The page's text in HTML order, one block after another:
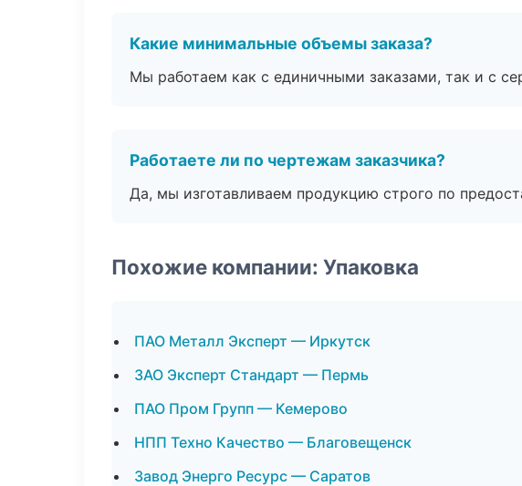
Какие минимальные объемы заказа?
Мы работаем как с единичными заказами, так и с
Работаете ли по чертежам заказчика?
Да, мы изготавливаем продукцию строго по
Похожие компании: Упаковка
ПАО Металл Эксперт — Иркутск
ЗАО Эксперт Стандарт — Пермь
ПАО Пром Групп — Кемерово
НПП Техно Качество — Благовещенск
Завод Энерго Ресурс — Саратов